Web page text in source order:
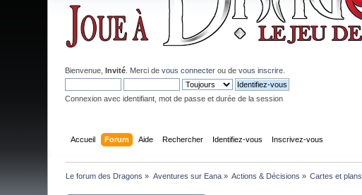
Bienvenue,Invité . Merci devous connecter ou devous inscrire
Connexion avec identifiant, mot de passe et durée de la session
Accueil Forum Aide Rechercher Identifiez-vous Inscrivez-vous
Le forum des Dragons » Aventures sur Eana» Actions & Décisions » Cartes et plans